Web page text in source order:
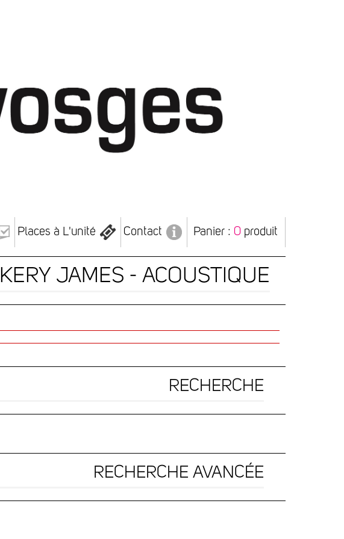
Places à L'unité Contact Panier : 0 produit
KERY JAMES - ACOUSTIQUE
RECHERCHE
RECHERCHE AVANCÉE